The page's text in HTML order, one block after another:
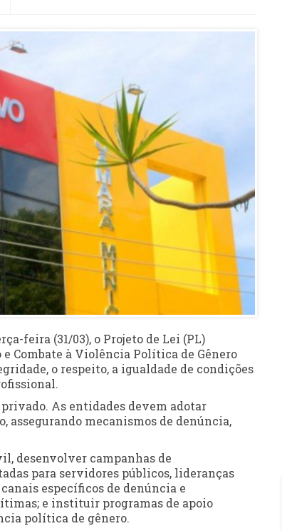
feira (31/03), o Projeto de Lei (PL)
Combate à Violência Política de Gênero
o respeito, a igualdade de condições
As entidades devem adotar
assegurando mecanismos de denúncia,
desenvolver campanhas de
para servidores públicos, lideranças
específicos de denúncia e
e instituir programas de apoio
política de gênero.